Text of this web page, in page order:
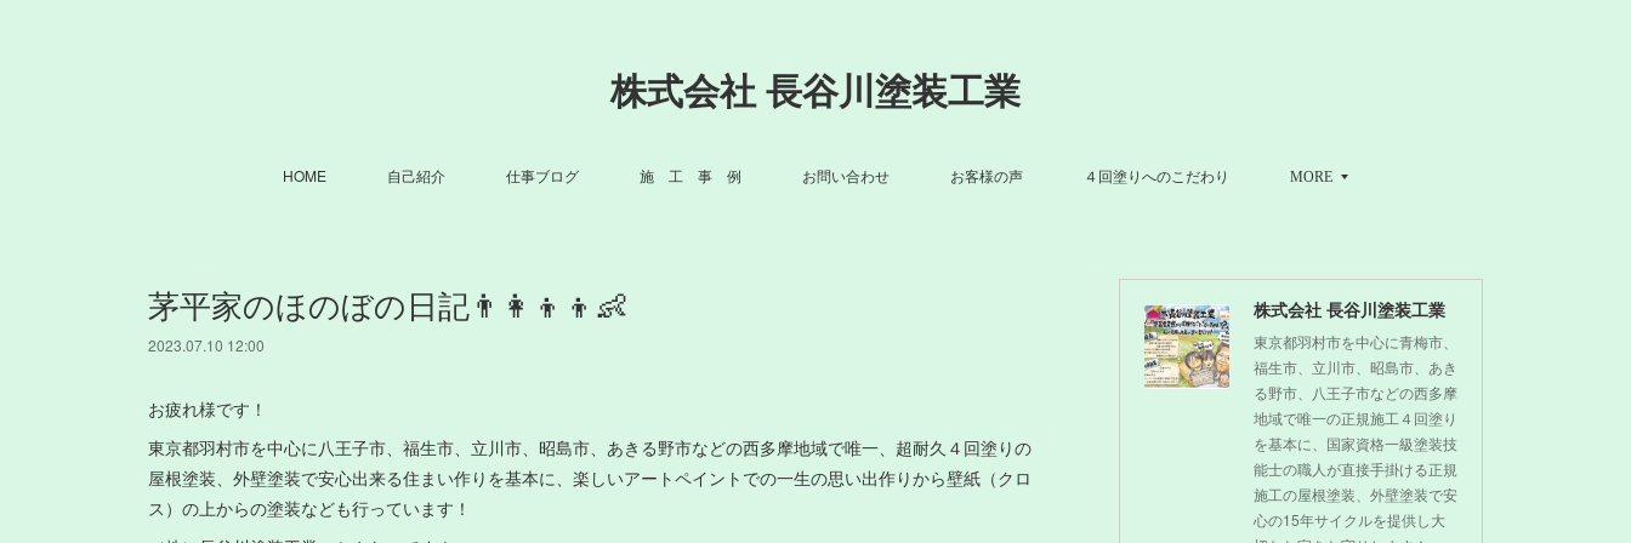
株式会社 長谷川塗装工業
HOME 自己紹介 仕事ブログ 施 工 事 例 お問い合わせ お客様の声 ４回塗りへのこだわり MORE
茅平家のほのぼの日記👨‍👩‍👦‍👦👶
2023.07.10 12:00
お疲れ様です！
東京都羽村市を中心に八王子市、福生市、立川市、昭島市、あきる野市などの西多摩地域で唯一、超耐久４回塗りの
屋根塗装、外壁塗装で安心出来る住まい作りを基本に、楽しいアートペイントでの一生の思い出作りから壁紙（クロ
ス）の上からの塗装なども行っています！
株式会社 長谷川塗装工業
東京都羽村市を中心に青梅市、
福生市、立川市、昭島市、あき
る野市、八王子市などの西多摩
地域で唯一の正規施工４回塗り
を基本に、国家資格一級塗装技
能士の職人が直接手掛ける正規
施工の屋根塗装、外壁塗装で安
心の15年サイクルを提供し大